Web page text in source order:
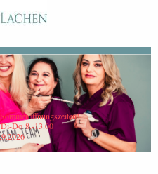
Do 8.-13.00